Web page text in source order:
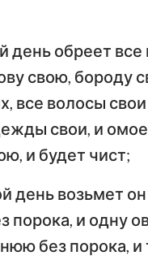
день обреет все
свою, бороду
все волосы
свои, и
и будет чист;
день возьмет
порока, и одну
без порока, и